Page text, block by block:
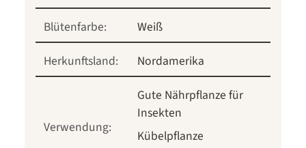
Blütenfarbe:
Weiß
Herkunftsland:
Nordamerika
Verwendung:
Gute Nährpflanze für
Insekten
Kübelpflanze